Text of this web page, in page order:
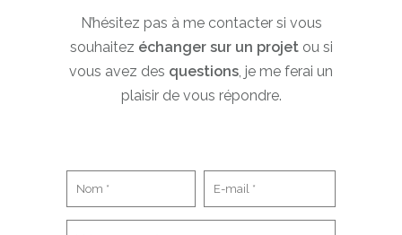
N’hésitez pas à me contacter si vous
souhaitez échanger sur un projetou si
vous avez des questions, je me ferai un
plaisir de vous répondre.